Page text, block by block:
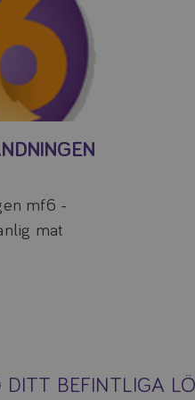
mf6 -
mat
DITT BEFINTLIGA